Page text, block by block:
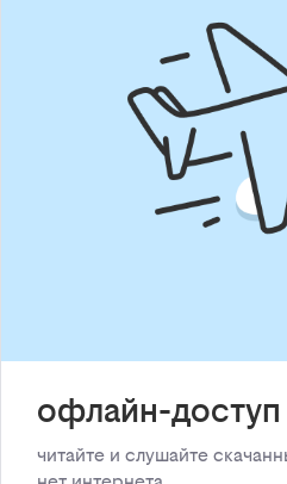
офлайн-доступ
читайте и слушайте